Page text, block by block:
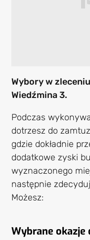
Wybory w
Wiedźmina 3.
Podczas
dotrzesz do
gdzie dokładnie
dodatkowe zyski
wyznaczonego
następnie
Możesz:
Wybrane okazje